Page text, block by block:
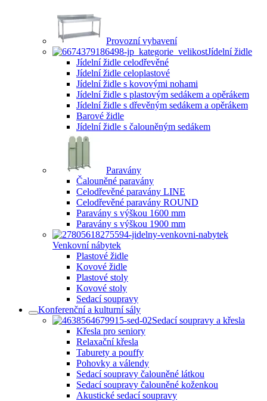
Provozní vybavení
Jídelní židle
Jídelní židle celodřevěné
Jídelní židle celoplastové
Jídelní židle s kovovými nohami
Jídelní židle s plastovým sedákem a opěrákem
Jídelní židle s dřevěným sedákem a opěrákem
Barové židle
Jídelní židle s čalouněným sedákem
Paravány
Čalouněné paravány
Celodřevěné paravány LINE
Celodřevěné paravány ROUND
Paravány s výškou 1600 mm
Paravány s výškou 1900 mm
Venkovní nábytek
Plastové židle
Kovové židle
Plastové stoly
Kovové stoly
Sedací soupravy
Konferenční a kulturní sály
Sedací soupravy a křesla
Křesla pro seniory
Relaxační křesla
Taburety a pouffy
Pohovky a válendy
Sedací soupravy čalouněné látkou
Sedací soupravy čalouněné koženkou
Akustické sedací soupravy